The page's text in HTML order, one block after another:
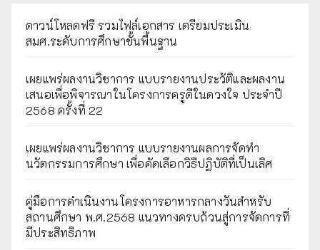
ดาวน์โหลดฟรี รวมไฟล์เอกสาร เตรียมประเมิน
สมศ.ระดับการศึกษาขั้นพื้นฐาน
เผยแพร่ผลงานวิชาการ แบบรายงานประวัติและผลงาน
เสนอเพื่อพิจารณาในโครงการครูดีในดวงใจ ประจำปี
2568 ครั้งที่ 22
เผยแพร่ผลงานวิชาการ แบบรายงานผลการจัดทำ
นวัตกรรมการศึกษา เพื่อคัดเลือกวิธีปฏิบัติที่เป็นเลิศ
คู่มือการดำเนินงานโครงการอาหารกลางวันสำหรับ
สถานศึกษา พ.ศ.2568 แนวทางครบถ้วนสู่การจัดการที่
มีประสิทธิภาพ